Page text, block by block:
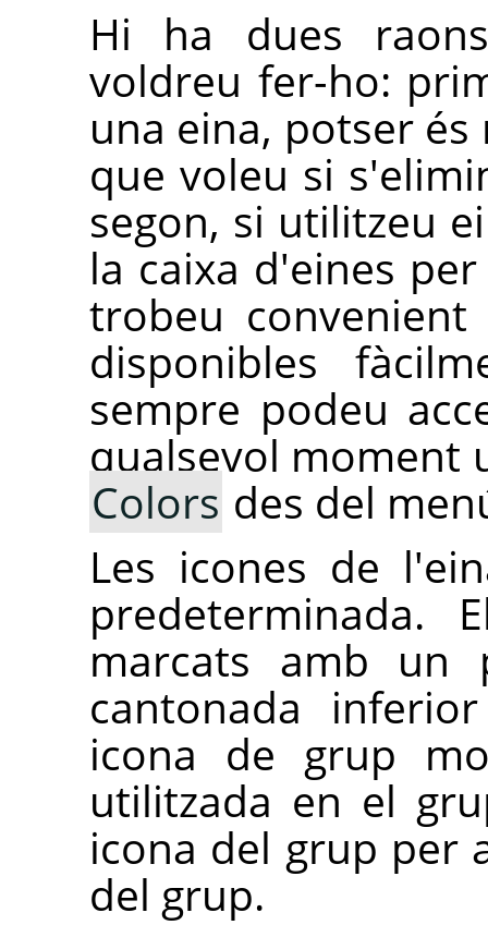
Hi ha dues
voldreu fer-ho:
una eina, potser
que voleu si
segon, si utilitzeu
la caixa d'eines
trobeu
disponibles
sempre podeu
qualsevol moment
Colors des del
Les icones de
predeterminada.
marcats amb
cantonada
icona de grup
utilitzada en el
icona del grup per
del grup.